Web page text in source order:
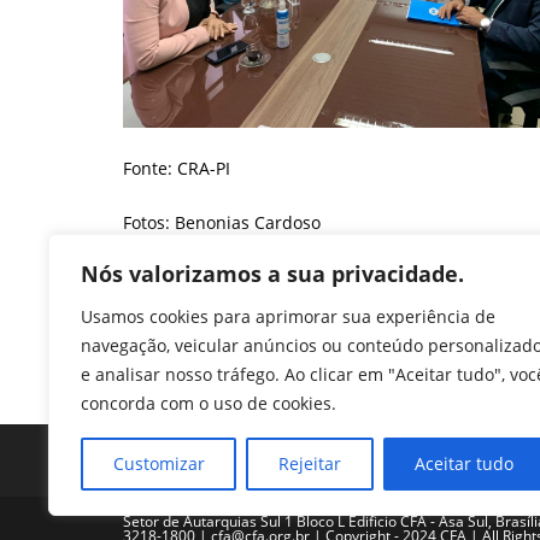
Nós valorizamos a sua privacidade.
Usamos cookies para aprimorar sua experiência de
navegação, veicular anúncios ou conteúdo
e analisar nosso tráfego. Ao clicar em "Aceitar tudo",
concorda com o uso de cookies.
Customizar Rejeitar Aceitar tudo
Fonte: CRA-PI
Fotos: Benonias Cardoso
F
a
c
e
b
o
o
T
w
itt
er
Li
n
k
e
dI
n
W
h
at
s
A
p
p
M
e
ss
e
n
er
Pr
in
tF
ri
e
n
dl
TAGS:CRA-PI
Setor de Autarquias Sul 1 Bloco L Edificio CFA - Asa Sul,